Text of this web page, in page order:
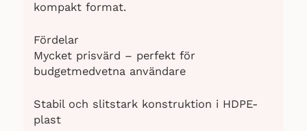
kompakt format.
Fördelar
Mycket prisvärd – perfekt för
budgetmedvetna användare
Stabil och slitstark konstruktion i HDPE-
plast